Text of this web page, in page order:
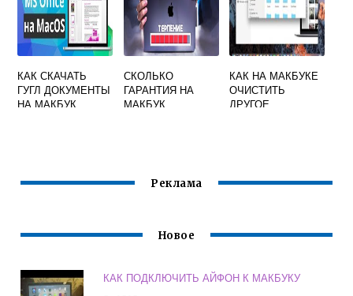
КАК СКАЧАТЬ
ГУГЛ ДОКУМЕНТЫ
НА МАКБУК
СКОЛЬКО
ГАРАНТИЯ НА
МАКБУК
КАК НА МАКБУКЕ
ОЧИСТИТЬ
ДРУГОЕ
Реклама
Новое
КАК ПОДКЛЮЧИТЬ АЙФОН К МАКБУКУ